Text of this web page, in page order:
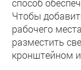
способ
Чтобы
рабочего
разместить
кронштейном